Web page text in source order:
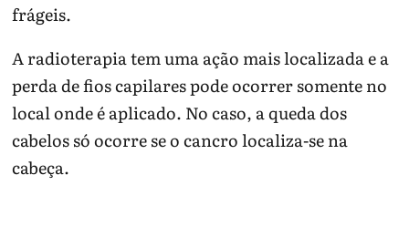
frágeis.
A radioterapia tem uma ação mais localizada e a
perda de fios capilares pode ocorrer somente no
local onde é aplicado. No caso, a queda dos
cabelos só ocorre se o cancro localiza-se na
cabeça.